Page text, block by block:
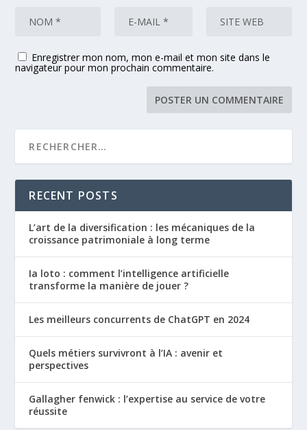
Enregistrer mon nom, mon e-mail et mon site dans le
navigateur pour mon prochain commentaire.
RECENT POSTS
L’art de la diversification : les mécaniques de la
croissance patrimoniale à long terme
Ia loto : comment l’intelligence artificielle
transforme la manière de jouer ?
Les meilleurs concurrents de ChatGPT en 2024
Quels métiers survivront à l’IA : avenir et
perspectives
Gallagher fenwick : l’expertise au service de votre
réussite